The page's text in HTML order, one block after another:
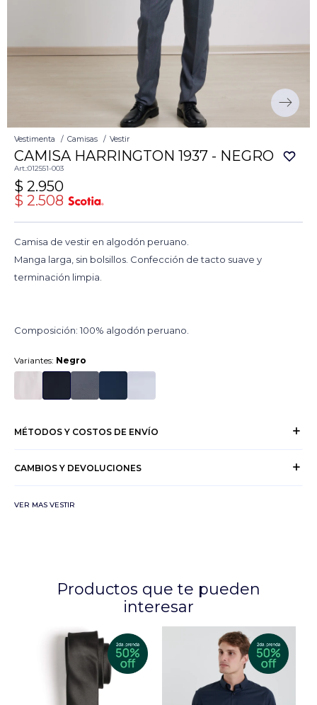
Vestimenta Camisas Vestir
CAMISA HARRINGTON 1937 - NEGRO
012551-003
$ 2.950
$ 2.508
Camisa de vestir en algodón peruano.
Manga larga, sin bolsillos. Confección de tacto suave y
terminación limpia.
Composición: 100% algodón peruano.
Variantes: Negro
MÉTODOS Y COSTOS DE ENVÍO
CAMBIOS Y DEVOLUCIONES
VER MAS VESTIR
Productos que te pueden
interesar